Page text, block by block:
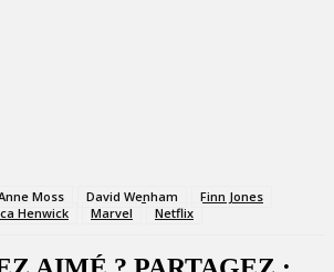
Moss David Wenham
Finn Jones
Henwick Marvel Netflix